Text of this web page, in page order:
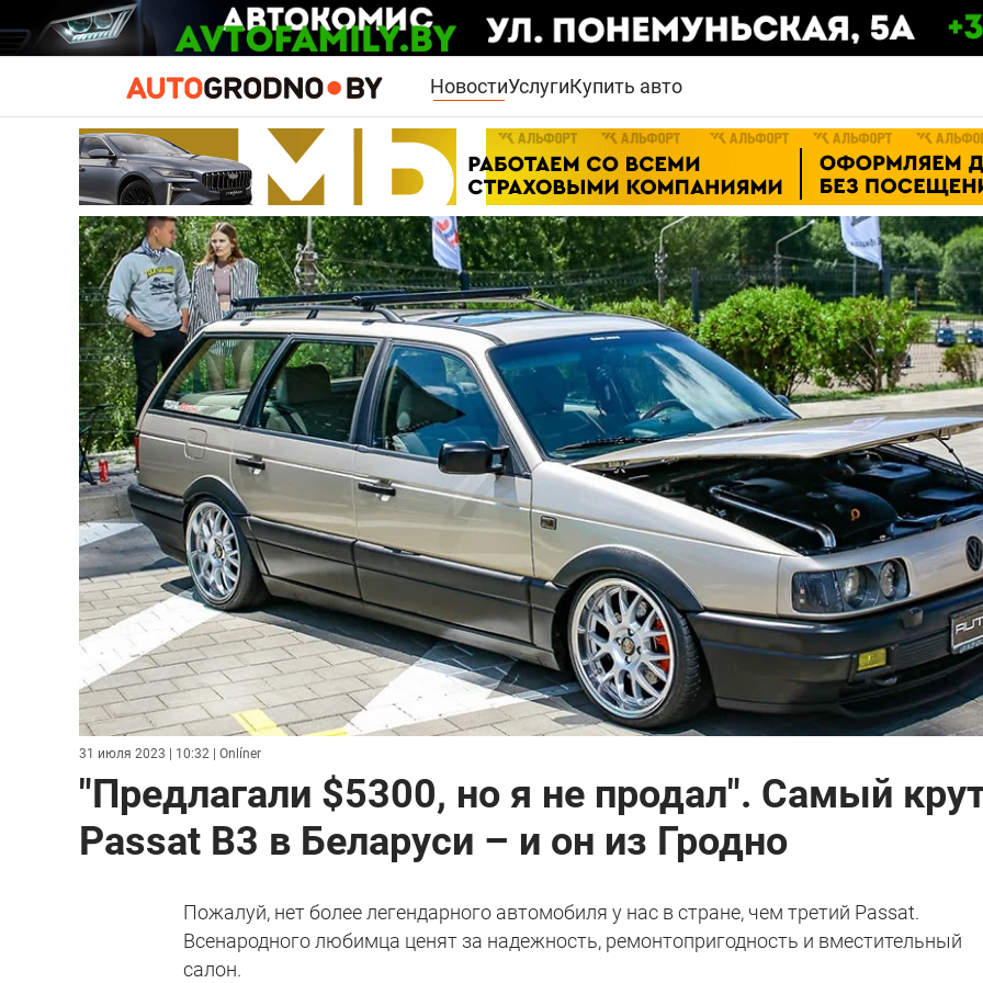
НовостиУслугиКупить авто
31 июля 2023 | 10:32 | Onlíner
"Предлагали $5300, но я не продал". Самый
Passat B3 в Беларуси – и он из Гродно
Пожалуй, нет более легендарного автомобиля у нас в стране, чем третий Passat.
Всенародного любимца ценят за надежность, ремонтопригодность и вместительный
салон.